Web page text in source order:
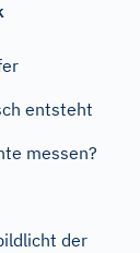
entsteht
messen?
der